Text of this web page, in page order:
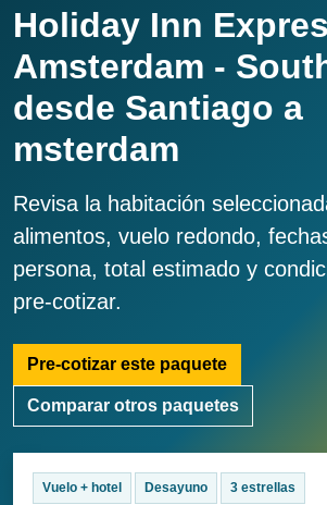
Holiday Inn
Amsterdam -
desde Santiago a
msterdam
Revisa la habitación
alimentos, vuelo redondo,
persona, total estimado y
pre-cotizar.
Pre-cotizar este paquete
Comparar otros paquetes
Vuelo + hotel Desayuno 3 estrellas